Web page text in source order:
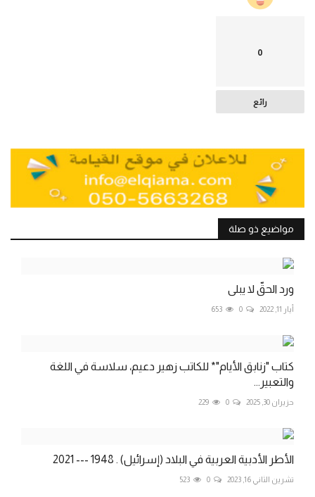
0
رائع
مواضيع ذو صلة
ورد الحقّ لا يبلى
أيار 11, 2022 0
653
كتاب "زنابق الأيام"* للكاتب زهير دعيم، سلاسة في اللغة
والتعبير...
حزيران 30, 2025 0
229
الأطر الأدبية العربية في البلاد (إسرائيل) . 1948 --- 2021
تشرين الثاني 16, 2023 0
523